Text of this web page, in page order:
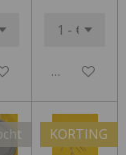
op de hoogte
Houd mij
KORTING